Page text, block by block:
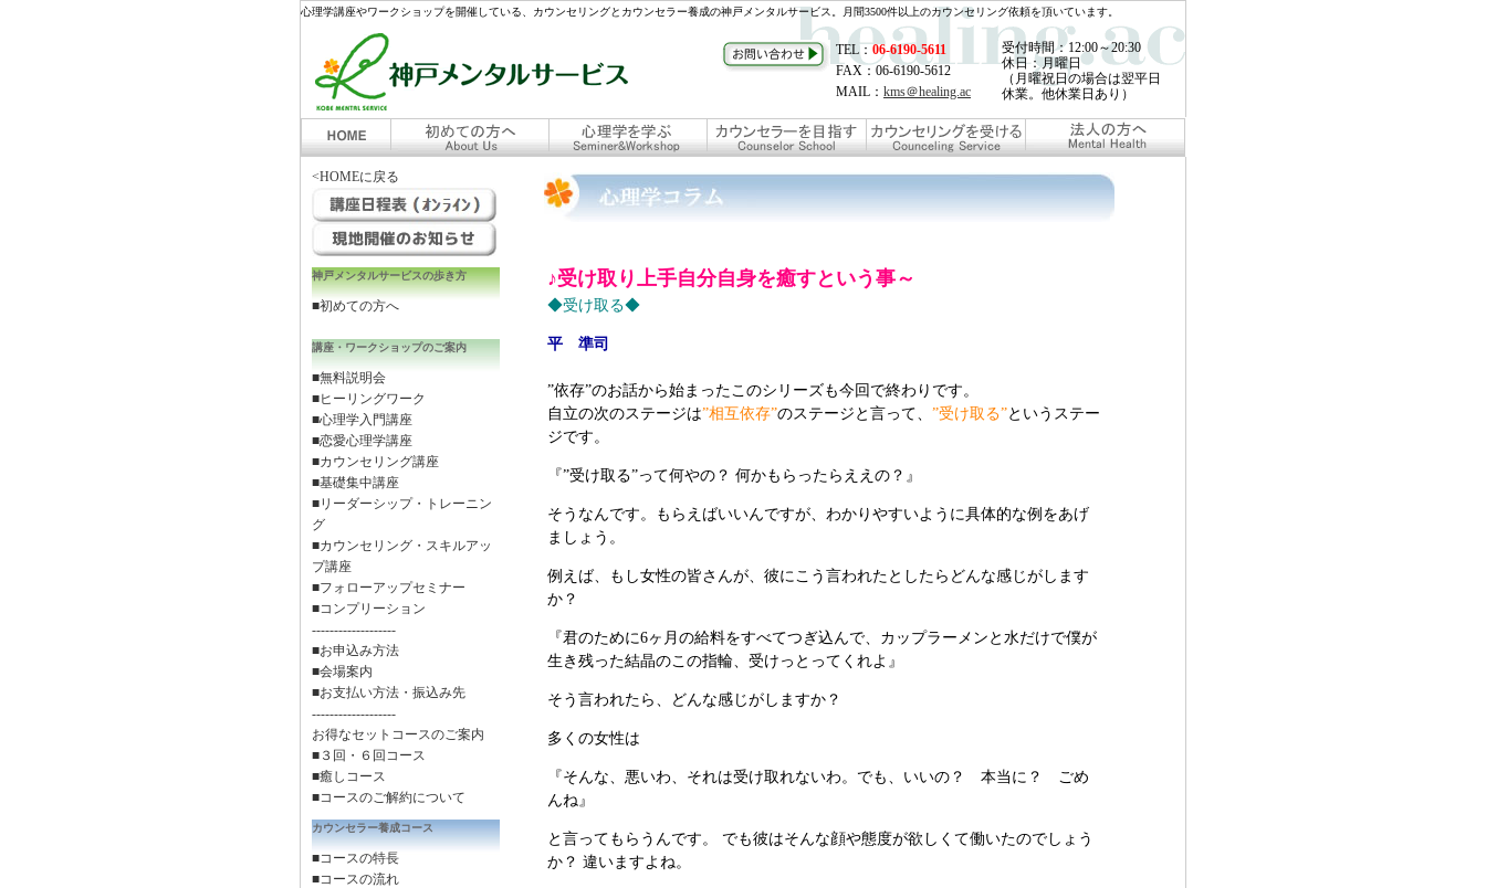
心理学講座やワークショップを開催している、カウンセリングとカウンセラー養成の神戸メンタルサービス。月間3500件以上のカウンセリング依頼を頂いています。
TEL： 06-6190-5611
FAX：06-6190-5612
MAIL： kms＠healing.ac
受付時間：12:00～20:30
休日：月曜日
（月曜祝日の場合は翌平日
休業。他休業日あり）
<HOMEに戻る
神戸メンタルサービスの歩き方
■初めての方へ
講座・ワークショップのご案内
■無料説明会
■ヒーリングワーク
■心理学入門講座
■恋愛心理学講座
■カウンセリング講座
■基礎集中講座
■リーダーシップ・トレーニン
グ
■カウンセリング・スキルアッ
プ講座
■フォローアップセミナー
■コンプリーション
-------------------
■お申込み方法
■会場案内
■お支払い方法・振込み先
-------------------
お得なセットコースのご案内
■３回・６回コース
■癒しコース
■コースのご解約について
カウンセラー養成コース
■コースの特長
■コースの流れ
♪受け取り上手自分自身を癒すという事～
◆受け取る◆
平 準司
”依存”のお話から始まったこのシリーズも今回で終わりです。
自立の次のステージは”相互依存”のステージと言って、 ”受け取る”というステー
ジです。
『”受け取る”って何やの？ 何かもらったらええの？』
そうなんです。もらえばいいんですが、わかりやすいように具体的な例をあげ
ましょう。
例えば、もし女性の皆さんが、彼にこう言われたとしたらどんな感じがします
か？
『君のために6ヶ月の給料をすべてつぎ込んで、カップラーメンと水だけで僕が
生き残った結晶のこの指輪、受けっとってくれよ』
そう言われたら、どんな感じがしますか？
多くの女性は
『そんな、悪いわ、それは受け取れないわ。でも、いいの？ 本当に？ ごめ
んね』
と言ってもらうんです。 でも彼はそんな顔や態度が欲しくて働いたのでしょう
か？ 違いますよね。